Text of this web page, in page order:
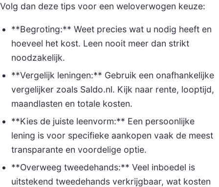
Volg dan deze tips voor een weloverwogen keuze:
**Begroting:** Weet precies wat u nodig heeft en
hoeveel het kost. Leen nooit meer dan strikt
noodzakelijk.
**Vergelijk leningen:** Gebruik een onafhankelijke
vergelijker zoals Saldo.nl. Kijk naar rente, looptijd,
maandlasten en totale kosten.
**Kies de juiste leenvorm:** Een persoonlijke
lening is voor specifieke aankopen vaak de meest
transparante en voordelige optie.
**Overweeg tweedehands:** Veel inboedel is
uitstekend tweedehands verkrijgbaar, wat kosten